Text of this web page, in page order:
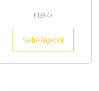
€139.43
Siehe Angebot